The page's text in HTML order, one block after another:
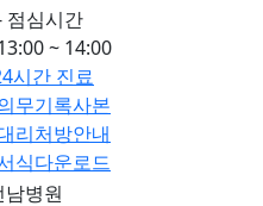
점심시간
~ 14:00
시간 진료
무기록사본
리처방안내
식다운로드